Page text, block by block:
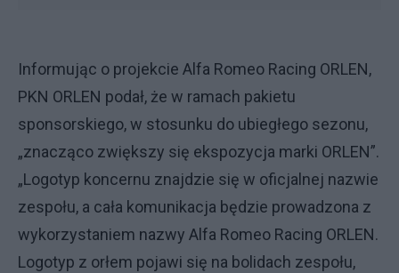
Informując o projekcie Alfa Romeo Racing ORLEN,
PKN ORLEN podał, że w ramach pakietu
sponsorskiego, w stosunku do ubiegłego sezonu,
„znacząco zwiększy się ekspozycja marki ORLEN”.
„Logotyp koncernu znajdzie się w oficjalnej nazwie
zespołu, a cała komunikacja będzie prowadzona z
wykorzystaniem nazwy Alfa Romeo Racing ORLEN.
Logotyp z orłem pojawi się na bolidach zespołu,